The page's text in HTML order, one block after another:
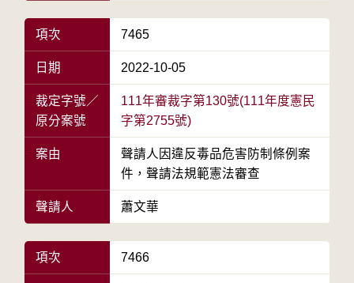
項次 7465
日期 2022-10-05
裁定字號／
原分案號
111年審裁字第130號(111年度憲民
字第2755號)
案由
聲請人因違反毒品危害防制條例案
件，聲請法規範憲法審查
聲請人 蕭文華
項次 7466